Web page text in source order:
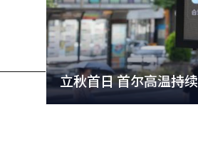
立秋首日 首尔高温持续